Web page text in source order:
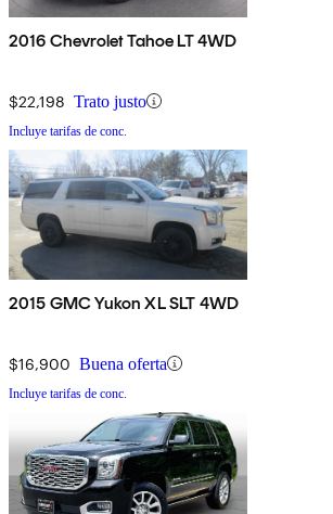
2016 Chevrolet Tahoe LT 4WD
$22,198 Trato justo
Incluye tarifas de conc.
2015 GMC Yukon XL SLT 4WD
$16,900 Buena oferta
Incluye tarifas de conc.